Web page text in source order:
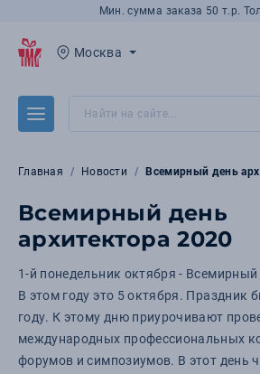
Мин. сумма заказа 50 т.р.
Москва
Главная Новости Всемирный день
Всемирный день
архитектора 2020
1-й понедельник октября - Всемирный
В этом году это 5 октября. Праздник
году. К этому дню приурочивают
международных профессиональных
форумов и симпозиумов. В этот день